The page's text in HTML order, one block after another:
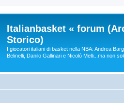
Italianbasket « forum
Storico)
I giocatori italiani di basket nella NBA: Andrea
Belinelli, Danilo Gallinari e Nicolò Melli...ma non